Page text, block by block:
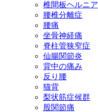
椎間板ヘルニア
腰椎分離症
腰痛
坐骨神経痛
脊柱管狭窄症
仙腸関節炎
背中の痛み
反り腰
猫背
梨状筋症候群
股関節痛